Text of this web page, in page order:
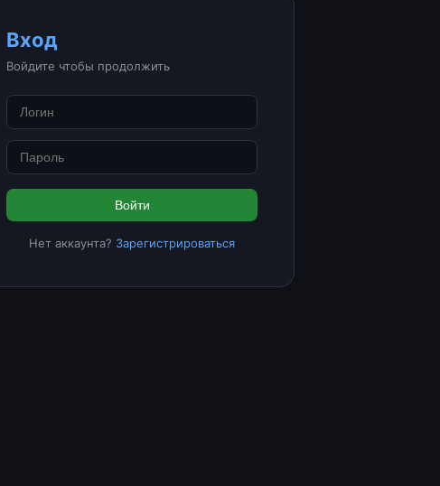
Вход
Войдите чтобы продолжить
Войти
Нет аккаунта? Зарегистрироваться